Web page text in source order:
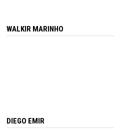
WALKIR MARINHO
DIEGO EMIR